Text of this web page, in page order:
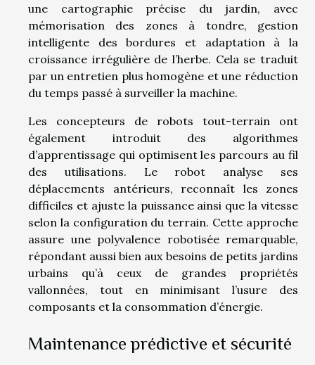
une cartographie précise du jardin, avec
mémorisation des zones à tondre, gestion
intelligente des bordures et adaptation à la
croissance irrégulière de l’herbe. Cela se traduit
par un entretien plus homogène et une réduction
du temps passé à surveiller la machine.
Les concepteurs de robots tout-terrain ont
également introduit des algorithmes
d’apprentissage qui optimisent les parcours au fil
des utilisations. Le robot analyse ses
déplacements antérieurs, reconnaît les zones
difficiles et ajuste la puissance ainsi que la vitesse
selon la configuration du terrain. Cette approche
assure une polyvalence robotisée remarquable,
répondant aussi bien aux besoins de petits jardins
urbains qu’à ceux de grandes propriétés
vallonnées, tout en minimisant l’usure des
composants et la consommation d’énergie.
Maintenance prédictive et sécurité